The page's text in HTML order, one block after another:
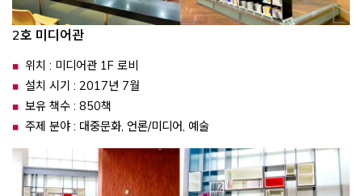
2호 미디어관
위치 : 미디어관 1F 로비
설치 시기 : 2017년 7월
보유 책수 : 850책
주제 분야 : 대중문화, 언론/미디어, 예술